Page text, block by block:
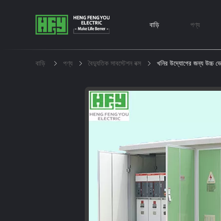
বাড়ি পণ্য
বাড়ি পণ্য বৈদ্যুতিক সাবস্টেশন বক্স খনির উদ্যোগের জন্য উচ্চ